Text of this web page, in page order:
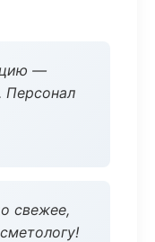
—
Персонал
свежее,